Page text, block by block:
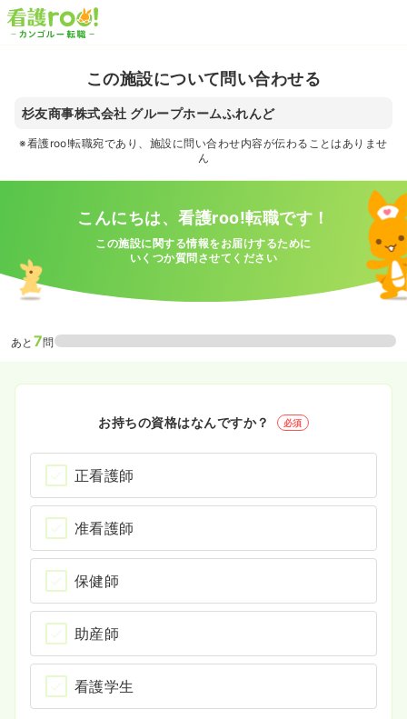
この施設について問い合わせる
杉友商事株式会社 グループホームふれんど
※看護roo!転職宛であり、施設に問い合わせ内容が伝わることはありませ
ん
こんにちは、看護roo!転職です！
この施設に関する情報をお届けするために
いくつか質問させてください
あと 7問
お持ちの資格はなんですか？ 必須
正看護師
准看護師
保健師
助産師
看護学生